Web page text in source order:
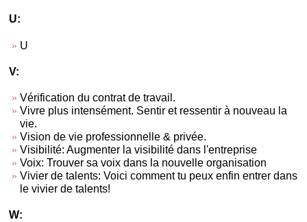
U:
U
V:
Vérification du contrat de travail.
Vivre plus intensément. Sentir et ressentir à nouveau la
vie.
Vision de vie professionnelle & privée.
Visibilité: Augmenter la visibilité dans l'entreprise
Voix: Trouver sa voix dans la nouvelle organisation
Vivier de talents: Voici comment tu peux enfin entrer dans
le vivier de talents!
W: